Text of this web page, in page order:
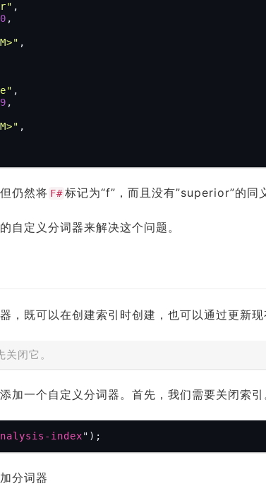
,
,
,
,
,
,
仍然将 F#标记为“f”，而且没有”superior”的同
自定义分词器来解决这个问题。
，既可以在创建索引时创建，也可以通过更新现
闭它。
加一个自定义分词器。首先，我们需要关闭索引
index
分词器